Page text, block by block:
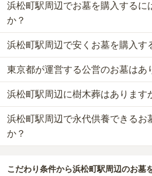
浜松町駅周辺でお墓を購入するに
か？
浜松町駅周辺での購入費用の目安は、
が約20万円、納骨堂が約73万円、永代
一般墓を建てる場合は、「永代使用料
2つが主な費用となります。
浜松町駅周辺の一般墓の永代使用料の
さ・素材によって変わります。
樹木葬・納骨堂・永代供養墓は、基本
浜松町駅周辺で安くお墓を購入す
浜松町駅周辺で一番安価なお墓は、清
骨堂で、4万円からお求めいただけま
一般的に最も費用を抑えられるのは、
する「合祀墓（ごうしぼ）」と呼ばれ
比べて省スペースで管理の手間がかか
されています。
価格の目安は、1名あたり5万円〜30万
浜松町駅周辺で安価なお墓を探したい
東京都が運営する公営のお墓はあ
浜松町駅周辺には、公営の霊園の掲載
一方で、東京都内には、県または市区
16件あります。
公営霊園は民営の霊園と異なり、契約
主な条件として、遺骨がすでにある、
浜松町駅周辺に樹木葬はあります
浜松町駅周辺には、2件の樹木葬があ
詳しくは、
浜松町駅周辺で永代供養できるお
か？
詳しくは、浜松町駅周辺の永代供養の
こだわり条件から浜松町駅周辺のお墓